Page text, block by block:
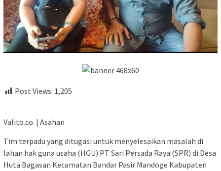
Post Views: 1,205
Valito.co. | Asahan
Tim terpadu yang ditugasi untuk menyelesaikan masalah di
lahan hak guna usaha (HGU) PT Sari Persada Raya (SPR) di Desa
Huta Bagasan Kecamatan Bandar Pasir Mandoge Kabupaten